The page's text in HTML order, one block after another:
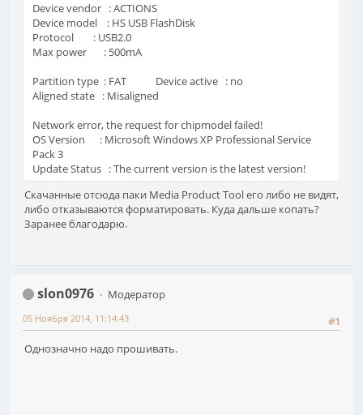
Device vendor : ACTIONS
Device model : HS USB FlashDisk
Protocol : USB2.0
Max power : 500mA
Partition type : FAT Device active : no
Aligned state : Misaligned
Network error, the request for chipmodel failed!
OS Version : Microsoft Windows XP Professional Service
Pack 3
Update Status : The current version is the latest version!
Скачанные отсюда паки Media Product Tool его либо не видят,
либо отказываются форматировать. Куда дальше копать?
Заранее благодарю.
slon0976
Модератор
#1
05 Ноября 2014, 11:14:43
Однозначно надо прошивать.